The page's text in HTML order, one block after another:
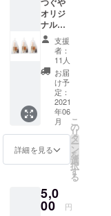
オリジ
ナル五
平餅
セッ
ト、お
礼のお
手紙 五
平餅３
本セッ
（100g
×３）×
３袋 道
の駅し
ルTシャ
ツ 1枚
支援
者：
11人
お届
け予
定：
2021
年06
月
詳細を見る
こ
の
リ
タ
ー
ン
を
選
択
す
る
5,0
00 円